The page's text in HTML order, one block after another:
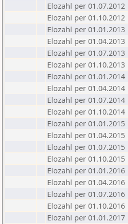
Elozahl per 01.07.2012
Elozahl per 01.10.2012
Elozahl per 01.01.2013
Elozahl per 01.04.2013
Elozahl per 01.07.2013
Elozahl per 01.10.2013
Elozahl per 01.01.2014
Elozahl per 01.04.2014
Elozahl per 01.07.2014
Elozahl per 01.10.2014
Elozahl per 01.01.2015
Elozahl per 01.04.2015
Elozahl per 01.07.2015
Elozahl per 01.10.2015
Elozahl per 01.01.2016
Elozahl per 01.04.2016
Elozahl per 01.07.2016
Elozahl per 01.10.2016
Elozahl per 01.01.2017